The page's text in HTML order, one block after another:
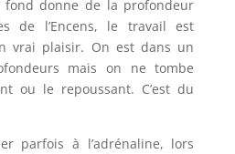
fond donne de la profondeur
de l’Encens, le travail est
vrai plaisir. On est dans un
mais on ne tombe
ou le repoussant. C’est du
parfois à l’adrénaline, lors